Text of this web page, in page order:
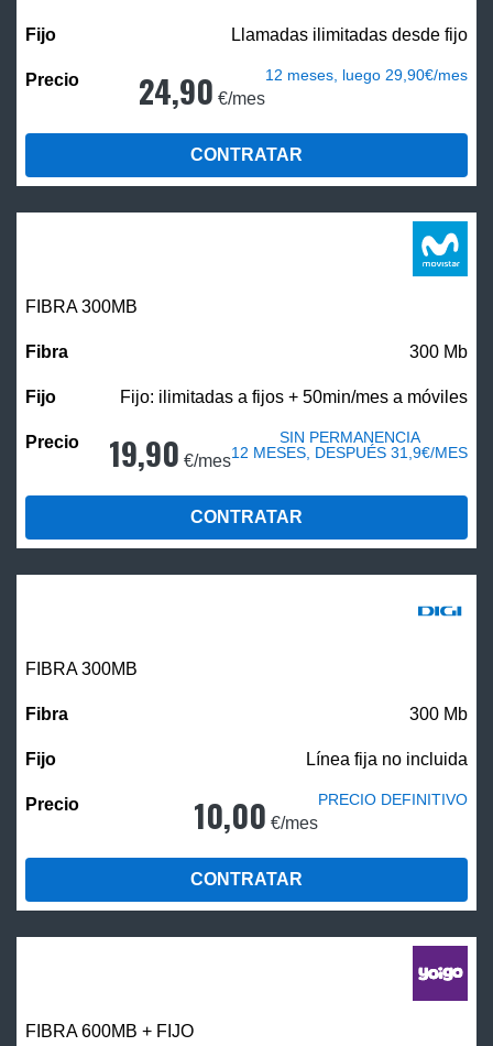
Llamadas ilimitadas desde fijo
24,90 €/mes
12 meses, luego 29,90€/mes
CONTRATAR
FIBRA 300MB
300 Mb
Fijo: ilimitadas a fijos + 50min/mes a móviles
19,90 €/mes
SIN PERMANENCIA
12 MESES, DESPUÉS 31,9€/MES
CONTRATAR
FIBRA 300MB
300 Mb
Línea fija no incluida
10,00 €/mes
PRECIO DEFINITIVO
CONTRATAR
FIBRA 600MB + FIJO